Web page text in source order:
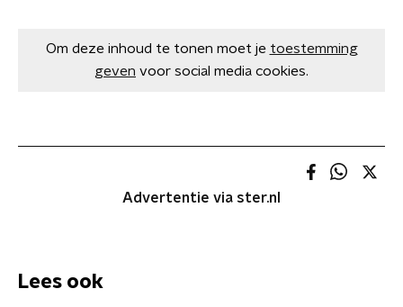
Om deze inhoud te tonen moet je toestemming
geven voor social media cookies.
Advertentie via ster.nl
Lees ook